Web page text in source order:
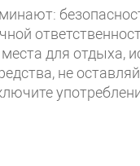
для отдыха,
не